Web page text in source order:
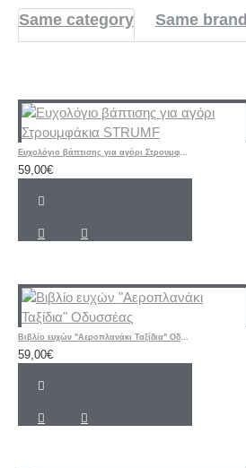
Same category Same brand
59,00€
59,00€